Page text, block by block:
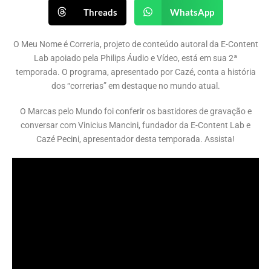
Threads WhatsApp
O Meu Nome é Correria, projeto de conteúdo autoral da E-Content
Lab apoiado pela Philips Áudio e Vídeo, está em sua 2ª
temporada. O programa, apresentado por Cazé, conta a história
dos “correrias” em destaque no mundo atual.
O Marcas pelo Mundo foi conferir os bastidores de gravação e
conversar com Vinicius Mancini, fundador da E-Content Lab e
Cazé Pecini, apresentador desta temporada. Assista!